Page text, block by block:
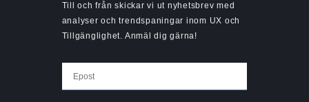
Till och från skickar vi ut nyhetsbrev med
analyser och trendspaningar inom UX och
Tillgänglighet. Anmäl dig gärna!